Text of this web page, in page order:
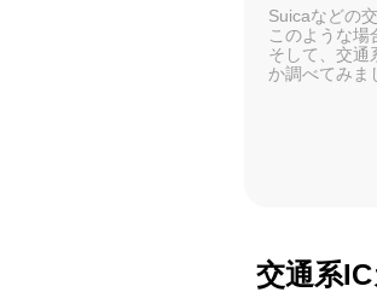
Suicaなどの
このような場
そして、交通
か調べてみま
交通系